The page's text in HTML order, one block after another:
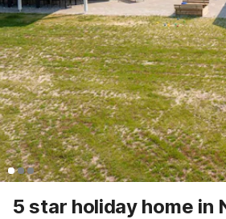
5 star holiday home in